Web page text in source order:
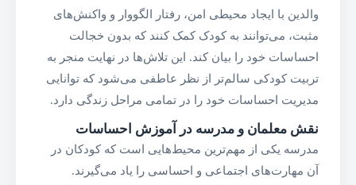
والدین با ایجاد محیطی امن، رفتار الگووار و واکنش‌های
مثبت، می‌توانند به کودک کمک کنند که بدون خجالت
احساسات خود را بیان کند. این تلاش‌ها در نهایت منجر به
تربیت کودکی سالم‌تر از نظر عاطفی می‌شود که توانایی
مدیریت احساسات خود را در تمامی مراحل زندگی دارد.
نقش معلمان و مدرسه در آموزش احساسات
مدرسه یکی از مهم‌ترین محیط‌هایی است که کودکان در
آن مهارت‌های اجتماعی و احساسی را یاد می‌گیرند.